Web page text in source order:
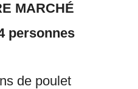
MARCHÉ
personnes
de poulet